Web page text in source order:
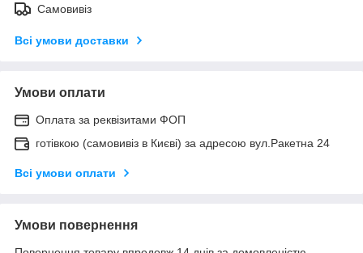
Самовивіз
Всі умови доставки
Умови оплати
Оплата за реквізитами ФОП
готівкою (самовивіз в Києві) за адресою вул.Ракетна 24
Всі умови оплати
Умови повернення